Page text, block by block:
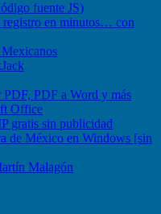
fuente JS)
registro en minutos… con
PDF a Word y más
Office
gratis sin publicidad
de México en Windows [sin
Malagón